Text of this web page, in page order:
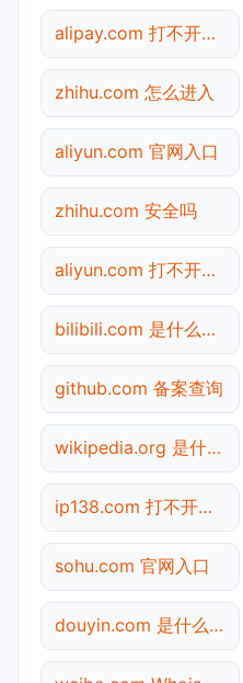
alipay.com 打不开检测
zhihu.com 怎么进入
aliyun.com 官网入口
zhihu.com 安全吗
aliyun.com 打不开检测
bilibili.com 是什么网站
github.com 备案查询
wikipedia.org 是什么网站
ip138.com 打不开检测
sohu.com 官网入口
douyin.com 是什么网站